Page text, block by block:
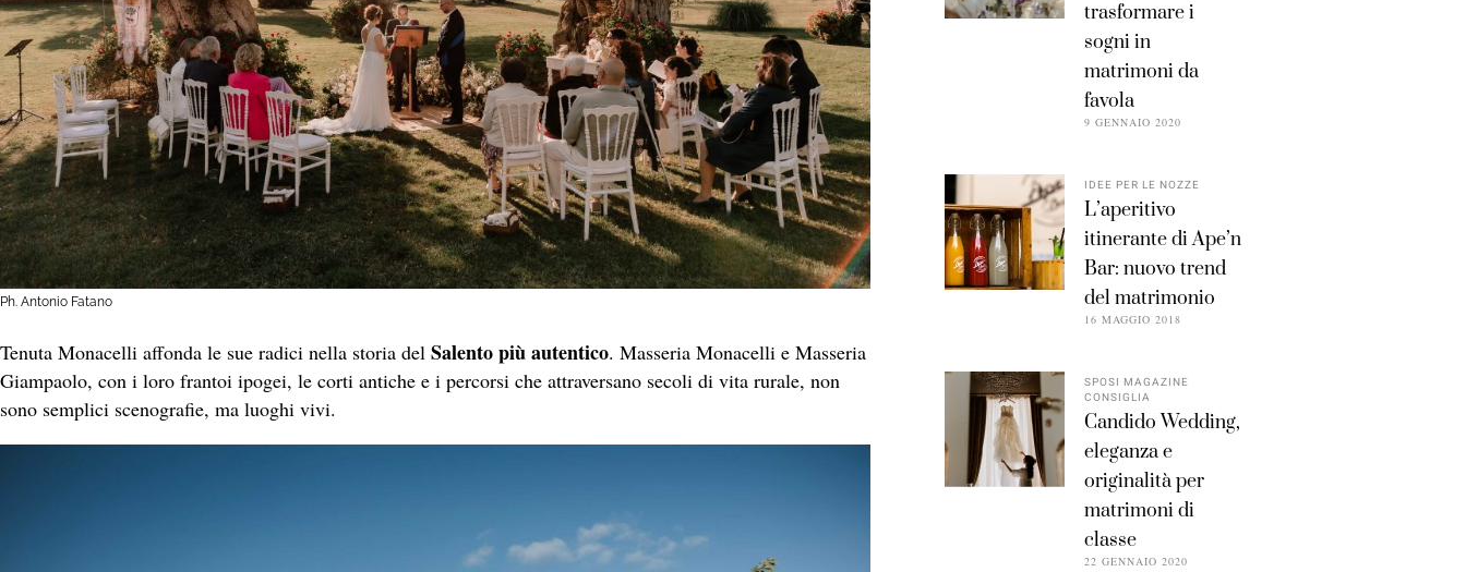
Ph. Antonio Fatano
Tenuta Monacelli affonda le sue radici nella storia del Salento più autentico. Masseria Monacelli e Masseria
Giampaolo, con i loro frantoi ipogei, le corti antiche e i percorsi che attraversano secoli di vita rurale, non
sono semplici scenografie, ma luoghi vivi.
trasformare i
sogni in
matrimoni da
favola
9 GENNAIO 2020
IDEE PER LE NOZZE
L’aperitivo
itinerante di Ape’n
Bar: nuovo trend
del matrimonio
16 MAGGIO 2018
SPOSI MAGAZINE
CONSIGLIA
Candido Wedding,
eleganza e
originalità per
matrimoni di
classe
22 GENNAIO 2020